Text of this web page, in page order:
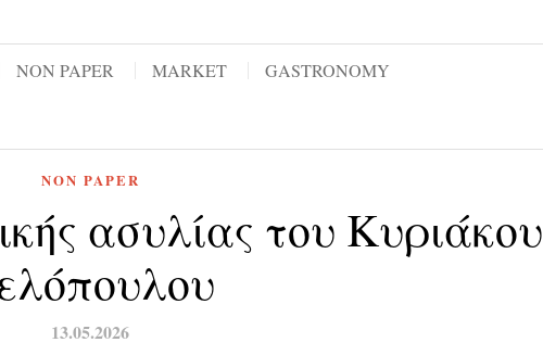
NON PAPER MARKET GASTRONOMY
NON PAPER
ασυλίας του Κυριάκου
13.05.2026